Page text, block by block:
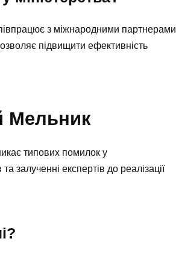
з міжнародними партнерами
підвищити ефективність
Мельник
типових помилок у
залученні експертів до реалізації